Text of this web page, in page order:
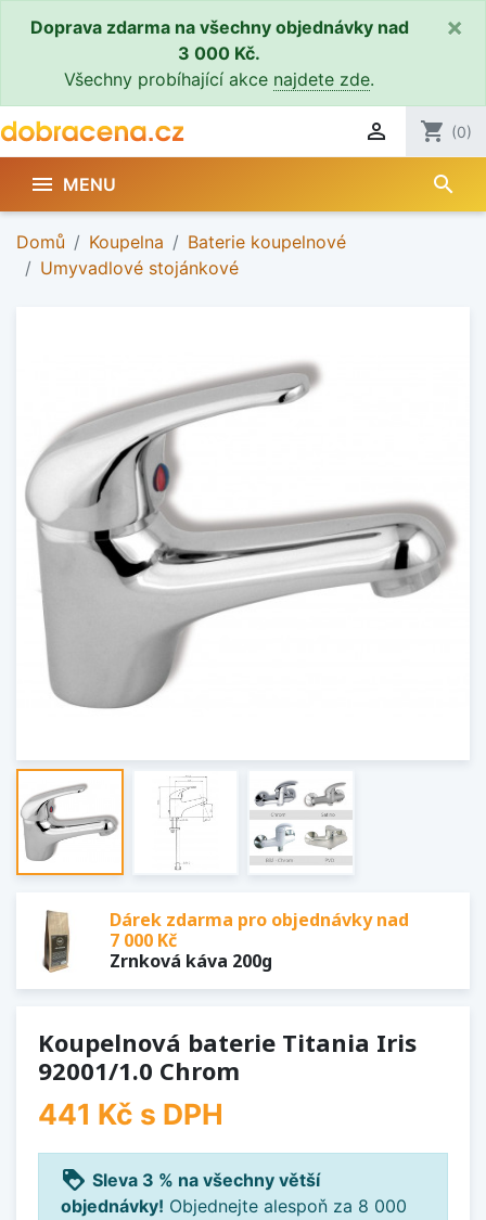
Doprava zdarma na všechny objednávky nad
3 000 Kč.
Všechny probíhající akce najdete zde.
×
 shopping_cart (0)
 MENU search
Domů Koupelna
Baterie koupelnové
Umyvadlové stojánkové
Dárek zdarma pro objednávky nad
7 000 Kč
Zrnková káva 200g
Koupelnová baterie Titania Iris
92001/1.0 Chrom
441 Kč s DPH
loyalty Sleva 3 % na všechny větší
objednávky! Objednejte alespoň za 8 000